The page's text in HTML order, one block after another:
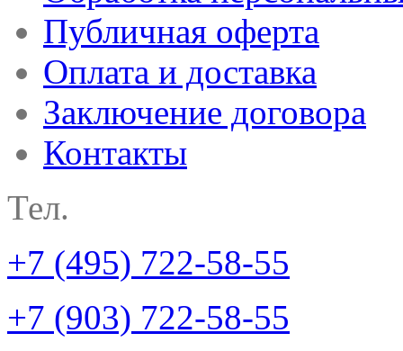
Публичная оферта
Оплата и доставка
Заключение договора
Контакты
Тел.
+7 (495) 722-58-55
+7 (903) 722-58-55